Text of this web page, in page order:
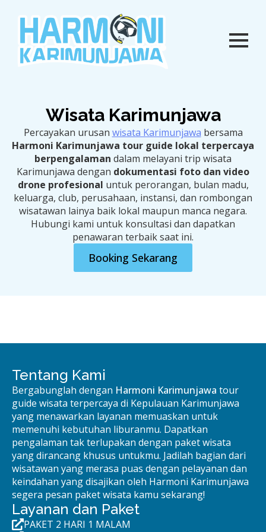
Wisata Karimunjawa
Percayakan urusan wisata Karimunjawa bersama
Harmoni Karimunjawa tour guide lokal terpercaya
berpengalaman dalam melayani trip wisata
Karimunjawa dengan dokumentasi foto dan video
drone profesional untuk perorangan, bulan madu,
keluarga, club, perusahaan, instansi, dan rombongan
wisatawan lainya baik lokal maupun manca negara.
Hubungi kami untuk konsultasi dan dapatkan
penawaran terbaik saat ini.
Booking Sekarang
Tentang Kami
Bergabunglah dengan Harmoni Karimunjawa tour
guide wisata terpercaya di Kepulauan Karimunjawa
yang menawarkan layanan memuaskan untuk
memenuhi kebutuhan liburanmu. Dapatkan
pengalaman tak terlupakan dengan paket wisata
yang dirancang khusus untukmu. Jadilah bagian dari
wisatawan yang merasa puas dengan pelayanan dan
keindahan yang disajikan oleh Harmoni Karimunjawa
segera pesan paket wisata kamu sekarang!
Layanan dan Paket
PAKET 2 HARI 1 MALAM